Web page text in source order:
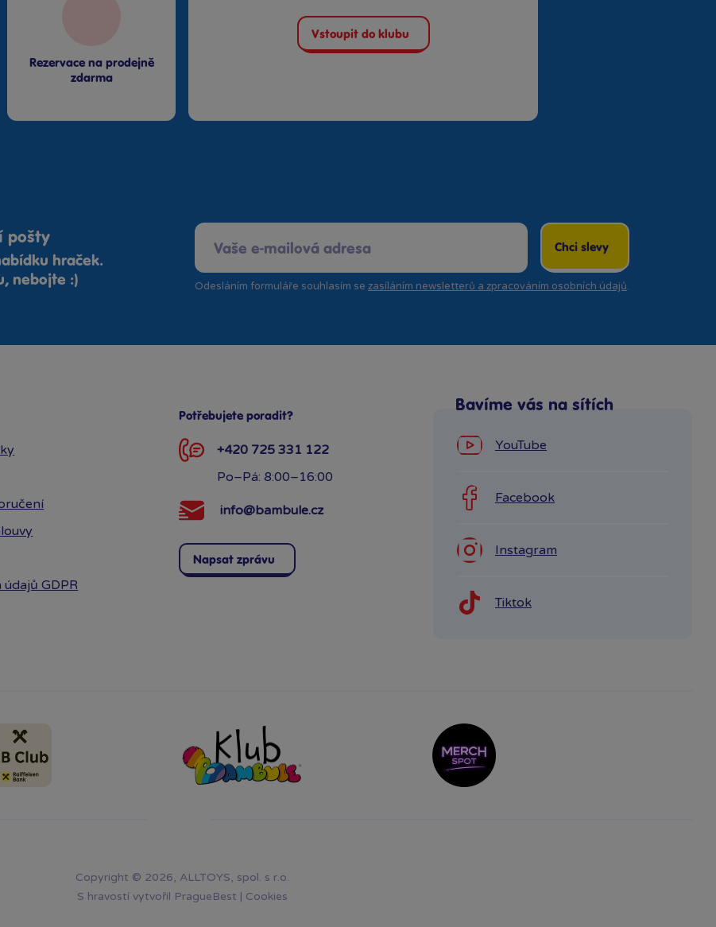
Rezervace na prodejně
zdarma
Vstoupit do klubu
pošty
hraček.
nebojte :)
Chci slevy
Odesláním formuláře souhlasím se zasíláním newsletterů a zpracováním osobních údajů.
GDPR
Potřebujete poradit?
+420 725 331 122
Po–Pá: 8:00–16:00
info@bambule.cz
Napsat zprávu
Bavíme vás na sítích
YouTube
Facebook
Instagram
Tiktok
Copyright © 2026, ALLTOYS, spol. s r.o.
S hravostí vytvořil PragueBest | Cookies